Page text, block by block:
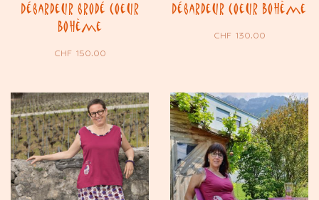
Débardeur brodé Coeur
Bohème
CHF150.00
Débardeur Coeur Bohème
CHF130.00